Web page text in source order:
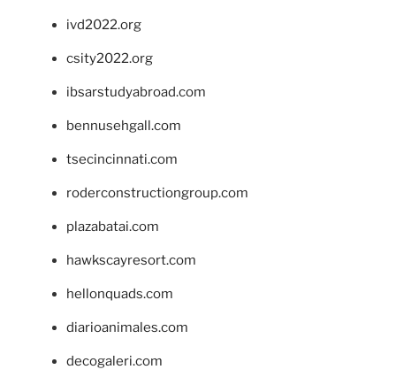
ivd2022.org
csity2022.org
ibsarstudyabroad.com
bennusehgall.com
tsecincinnati.com
roderconstructiongroup.com
plazabatai.com
hawkscayresort.com
hellonquads.com
diarioanimales.com
decogaleri.com